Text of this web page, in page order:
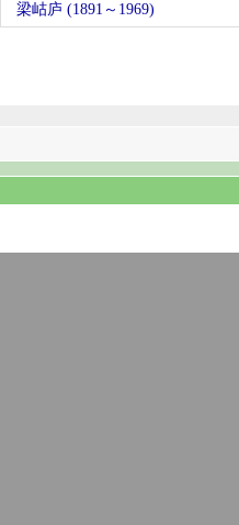
梁岵庐 (1891～1969)